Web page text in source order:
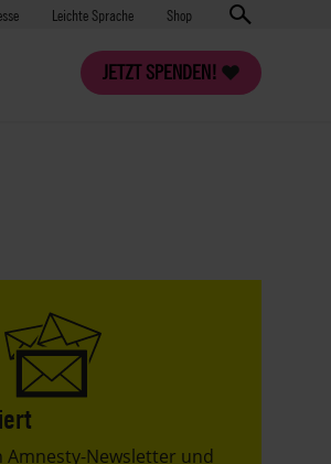
Leichte Sprache Shop
JETZT SPENDEN!
Amnesty-Newsletter und